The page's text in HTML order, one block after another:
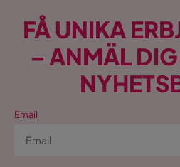
FÅ UNIKA
– ANMÄL
Email